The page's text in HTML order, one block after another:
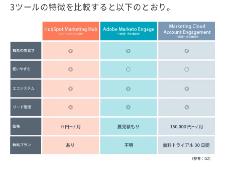
3ツールの特徴を比較すると以下のとおり。